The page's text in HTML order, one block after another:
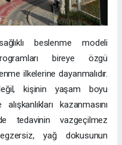
beslenme modeli
bireye özgü
ilkelerine dayanmalıdır.
kişinin yaşam boyu
kazanmasını
tedavinin vazgeçilmez
yağ dokusunun